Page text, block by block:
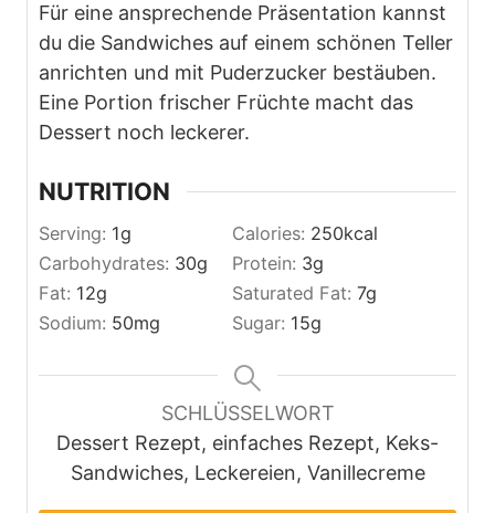
Für eine ansprechende Präsentation kannst
du die Sandwiches auf einem schönen Teller
anrichten und mit Puderzucker bestäuben.
Eine Portion frischer Früchte macht das
Dessert noch leckerer.
NUTRITION
Serving: 1g Calories: 250kcal
Carbohydrates: 30g Protein: 3g
Fat: 12g Saturated Fat: 7g
Sodium: 50mg Sugar: 15g
SCHLÜSSELWORT
Dessert Rezept, einfaches Rezept, Keks-
Sandwiches, Leckereien, Vanillecreme